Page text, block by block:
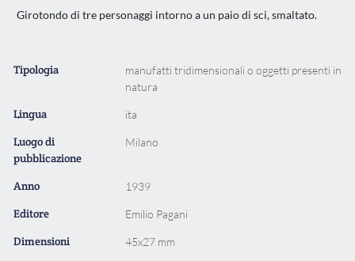
Girotondo di tre personaggi intorno a un paio di sci, smaltato.
Tipologia
manufatti tridimensionali o oggetti presenti in
natura
Lingua ita
Luogo di
pubblicazione
Milano
Anno 1939
Editore Emilio Pagani
Dimensioni 45x27 mm